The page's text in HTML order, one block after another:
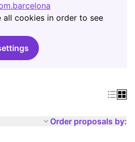
(Opens in new tab)
all cookies in order to see
Order proposals by: